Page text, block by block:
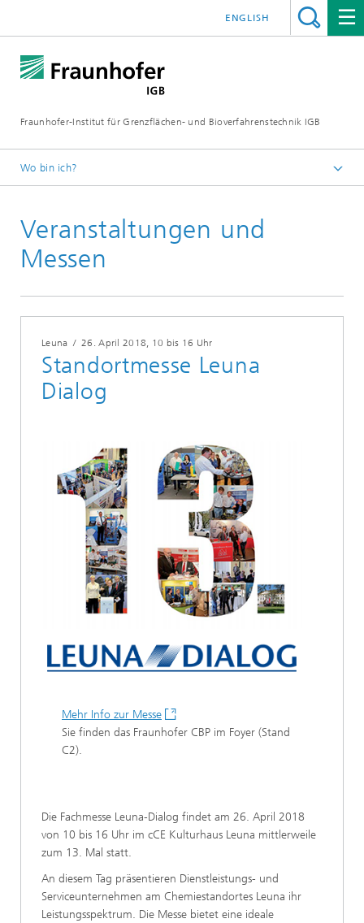
Fraunhofer-Institut für Grenzflächen- und Bioverfahrenstechnik IGB
ENGLISH
Wo bin ich?
Veranstaltungen
Veranstaltungen und
Messen
Leuna /26. April 2018, 10 bis 16 Uhr
Standortmesse Leuna
Dialog
Mehr Info zur Messe
Sie finden das Fraunhofer CBP im Foyer (Stand
C2).
Die Fachmesse Leuna-Dialog findet am 26. April 2018
von 10 bis 16 Uhr im cCE Kulturhaus Leuna mittlerweile
zum 13. Mal statt.
An diesem Tag präsentieren Dienstleistungs- und
Serviceunternehmen am Chemiestandortes Leuna ihr
Leistungsspektrum. Die Messe bietet eine ideale